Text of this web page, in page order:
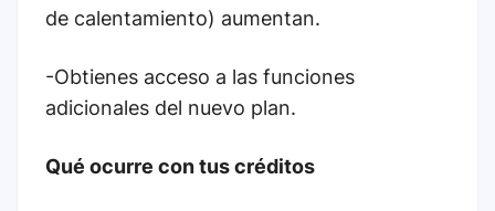
de calentamiento) aumentan.
-Obtienes acceso a las funciones
adicionales del nuevo plan.
Qué ocurre con tus créditos